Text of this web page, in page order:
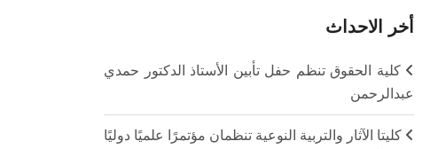
أخر الاحداث
كلية الحقوق تنظم حفل تأبين الأستاذ الدكتور حمدي
عبدالرحمن
كليتا الآثار والتربية النوعية تنظمان مؤتمرًا علميًا دوليًا